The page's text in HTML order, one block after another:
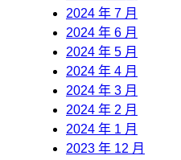
2024 年 7 月
2024 年 6 月
2024 年 5 月
2024 年 4 月
2024 年 3 月
2024 年 2 月
2024 年 1 月
2023 年 12 月